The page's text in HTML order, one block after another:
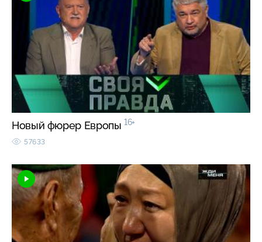
Новый фюрер Европы 16+
57633